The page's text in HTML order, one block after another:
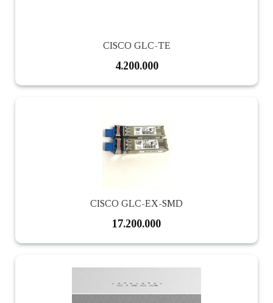
CISCO GLC-TE
4.200.000
CISCO GLC-EX-SMD
17.200.000